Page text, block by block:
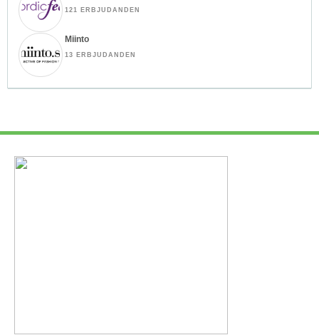
121 ERBJUDANDEN
Miinto
13 ERBJUDANDEN